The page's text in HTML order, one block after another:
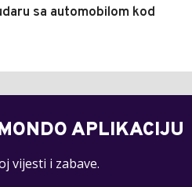
sa automobilom kod
APLIKACIJU
vijesti i zabave.